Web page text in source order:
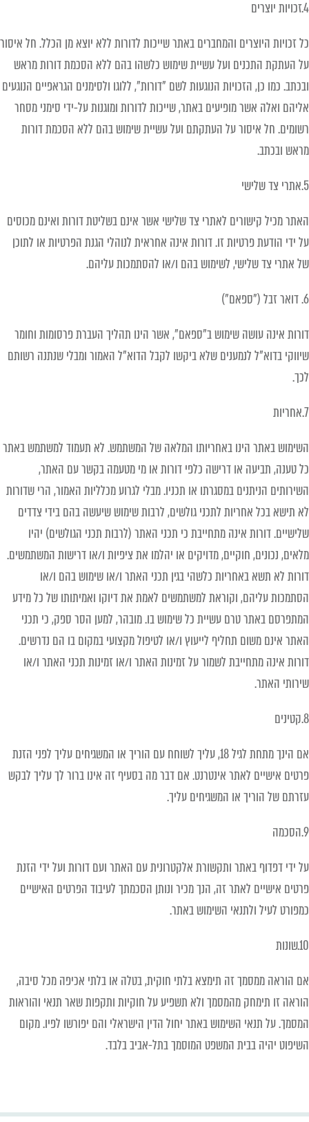
4.זכויות יוצרים
כל זכויות היוצרים והמחברים באתר שייכות לדורות ללא יוצא מן הכלל. חל איסור
על העתקת התכנים ועל עשיית שימוש כלשהו בהם ללא הסכמת דורות מראש
ובכתב. כמו כן, הזכויות הנוגעות לשם "דורות", ללוגו ולסימנים הגראפיים הנוגעים
אליהם ואלה אשר מופיעים באתר, שייכות לדורות ומוגנות על-ידי סימני מסחר
רשומים. חל איסור על העתקתם ועל עשיית שימוש בהם ללא הסכמת דורות
מראש ובכתב.
5.אתרי צד שלישי
האתר מכיל קישורים לאתרי צד שלישי אשר אינם בשליטת דורות ואינם מכוסים
על ידי הודעת פרטיות זו. דורות אינה אחראית לנוהלי הגנת הפרטיות או לתוכן
של אתרי צד שלישי, לשימוש בהם ו/או להסתמכות עליהם.
6. דואר זבל ("ספאם")
דורות אינה עושה שימוש ב"ספאם", אשר הינו תהליך העברת פרסומות וחומר
שיווקי בדוא"ל לנמענים שלא ביקשו לקבל הדוא"ל האמור ומבלי שנתנה רשותם
לכך.
7.אחריות
השימוש באתר הינו באחריותו המלאה של המשתמש. לא תעמוד למשתמש באתר
כל טענה, תביעה או דרישה כלפי דורות או מי מטעמה בקשר עם האתר,
השירותים הניתנים במסגרתו או תכניו. מבלי לגרוע מכלליות האמור, הרי שדורות
לא תישא בכל אחריות לתכני גולשים, לרבות שימוש שיעשה בהם בידי צדדים
שלישיים. דורות אינה מתחייבת כי תכני האתר (לרבות תכני הגולשים) יהיו
מלאים, נכונים, חוקיים, מדויקים או יהלמו את ציפיות ו/או דרישות המשתמשים.
דורות לא תשא באחריות כלשהי בגין תכני האתר ו/או שימוש בהם ו/או
הסתמכות עליהם, וקוראת למשתמשים לאמת את דיוקו ואמיתותו של כל מידע
המתפרסם באתר טרם עשיית כל שימוש בו. מובהר, למען הסר ספק, כי תכני
האתר אינם משום תחליף לייעוץ ו/או לטיפול מקצועי במקום בו הם נדרשים.
דורות אינה מתחייבת לשמור על זמינות האתר ו/או זמינות תכני האתר ו/או
שירותי האתר.
8.קטינים
אם הינך מתחת לגיל 18, עליך לשוחח עם הוריך או המשגיחים עליך לפני הזנת
פרטים אישיים לאתר אינטרנט. אם דבר מה בסעיף זה אינו ברור לך עליך לבקש
עזרתם של הוריך או המשגיחים עליך.
9.הסכמה
על ידי דפדוף באתר ותקשורת אלקטרונית עם האתר ועם דורות ועל ידי הזנת
פרטים אישיים לאתר זה, הנך מכיר ונותן הסכמתך לעיבוד הפרטים האישיים
כמפורט לעיל ולתנאי השימוש באתר.
10.שונות
אם הוראה ממסמך זה תימצא בלתי חוקית, בטלה או בלתי אכיפה מכל סיבה,
הוראה זו תימחק מהמסמך ולא תשפיע על חוקיות ותקפות שאר תנאי והוראות
המסמך. על תנאי השימוש באתר יחול הדין הישראלי והם יפורשו לפיו. מקום
השיפוט יהיה בבית המשפט המוסמך בתל-אביב בלבד.